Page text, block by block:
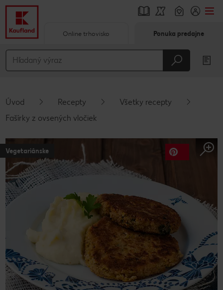
Hlavný obsah
Vyskakovací bočný panel
Online trhovisko Ponuka predajne
Úvod Recepty
Všetky recepty
Fašírky z ovsených vločiek
Vegetariánske